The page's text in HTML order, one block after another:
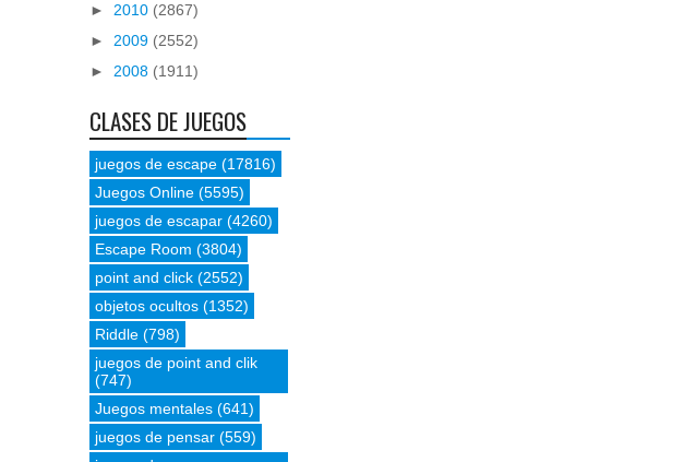
► 2010 (2867)
► 2009 (2552)
► 2008 (1911)
CLASES DE JUEGOS
juegos de escape (17816)
Juegos Online (5595)
juegos de escapar (4260)
Escape Room (3804)
point and click (2552)
objetos ocultos (1352)
Riddle (798)
juegos de point and clik
(747)
Juegos mentales (641)
juegos de pensar (559)